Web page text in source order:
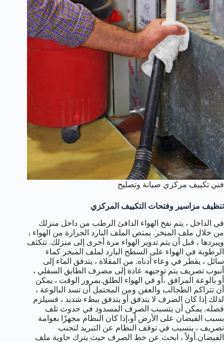
فني تكييف مركزي صيانة وتصليح
تنظيف مزاسير وفتحات التكييف المركزي
في الداخل ، يتم نفخ الهواء الدافئ الرطب من داخل منزلك
من خلال ملف المبخر. يمتص الملف البارد الحرارة من الهواء ،
ويبردها ، قبل أن يتم تدوير الهواء مرة أخرى إلى منزلك. تتكثف
الرطوبة في الهواء على السطح البارد لملف المبخر كماء
سائل ، يقطر في وعاء أدناه. من المقلاة ، يتدفق الماء إلى
أنبوب تصريف يتم توجيهه عادة إلى مصرف الطابق السفلي ،
أو بالوعة المرافق ،أو في الهواء الطلق.بمرور الوقت ، يمكن
أن تتراكم الطحالب والعفن ومن المحتمل أن تسد البالوعة ،
لذلك إذا كان الصرف لا يتدفق أو يتدفق ببطء شديد ، فسيلزم
فصله. يمكن أن يتسبب الصرف المسدود في حدوث تلف
بسبب الفيضان على الأرض أو،إذا كان النظام مجهزًا بعوامة
تصريف ، يتسبب في توقف النظام عن التبريد لتجنب
الفيضان.أولاً ، ابحث عن خط الصرف حيث يترك حاوية ملف